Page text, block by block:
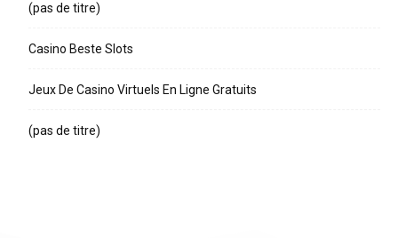
(pas de titre)
Casino Beste Slots
Jeux De Casino Virtuels En Ligne Gratuits
(pas de titre)